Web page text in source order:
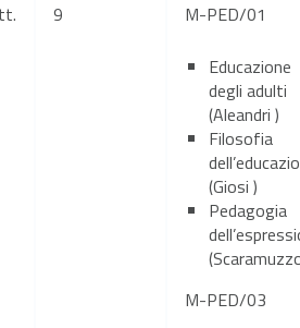
9
M-PED/01
Educazione
degli adulti
(Aleandri )
Filosofia
(Giosi )
Pedagogia
M-PED/03